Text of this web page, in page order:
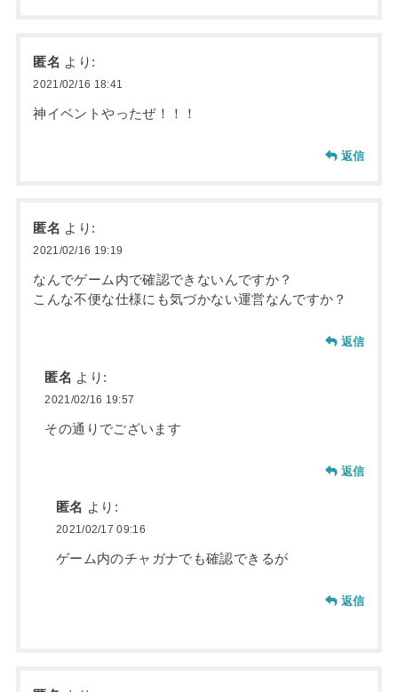
匿名 より:
2021/02/16 18:41
神イベントやったぜ！！！
返信
匿名 より:
2021/02/16 19:19
なんでゲーム内で確認できないんですか？
こんな不便な仕様にも気づかない運営なんですか？
返信
匿名 より:
2021/02/16 19:57
その通りでございます
返信
匿名 より:
2021/02/17 09:16
ゲーム内のチャガナでも確認できるが
返信